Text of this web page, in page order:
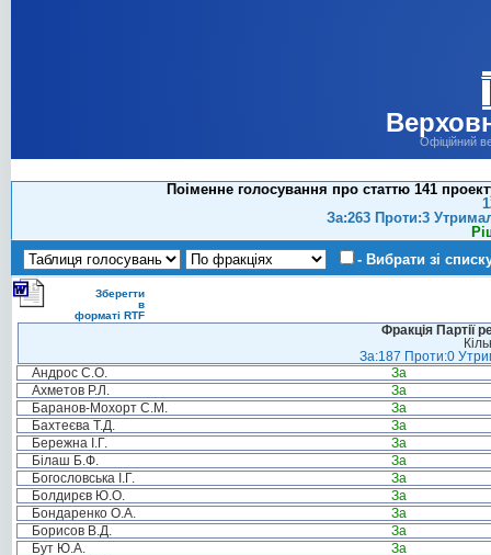
Офіційний
Поіменне голосування про статтю 141
За:263 Проти:3
- Вибрати зі
Зберегти
в
форматі RTF
Фракція Партії
За:187 Проти:0
Андрос С.О.
За
Ахметов Р.Л.
За
Баранов-Мохорт С.М.
За
Бахтеєва Т.Д.
За
Бережна І.Г.
За
Білаш Б.Ф.
За
Богословська І.Г.
За
Болдирєв Ю.О.
За
Бондаренко О.А.
За
Борисов В.Д.
За
Бут Ю.А.
За